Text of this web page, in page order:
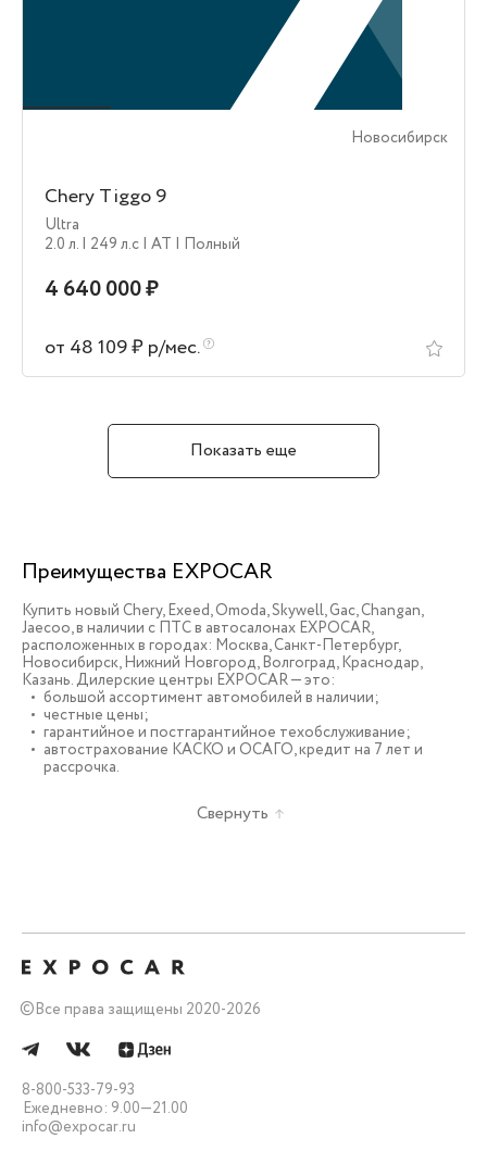
Новосибирск
Chery Tiggo 9
Ultra
2.0 л. | 249 л.c | AT | Полный
4 640 000 ₽
от 48 109 ₽ р/мес.
Показать еще
Преимущества EXPOCAR
Купить новый Chery, Exeed, Omoda, Skywell, Gac, Changan,
Jaecoo, в наличии c ПТС в автосалонах EXPOCAR,
расположенных в городах: Москва, Санкт-Петербург,
Новосибирск, Нижний Новгород, Волгоград, Краснодар,
Казань. Дилерские центры EXPOCAR — это:
большой ассортимент автомобилей в наличии;
честные цены;
гарантийное и постгарантийное техобслуживание;
автострахование КАСКО и ОСАГО, кредит на 7 лет и
рассрочка.
Свернуть
©Все права защищены 2020-2026
8-800-533-79-93
Ежедневно: 9.00—21.00
info@expocar.ru